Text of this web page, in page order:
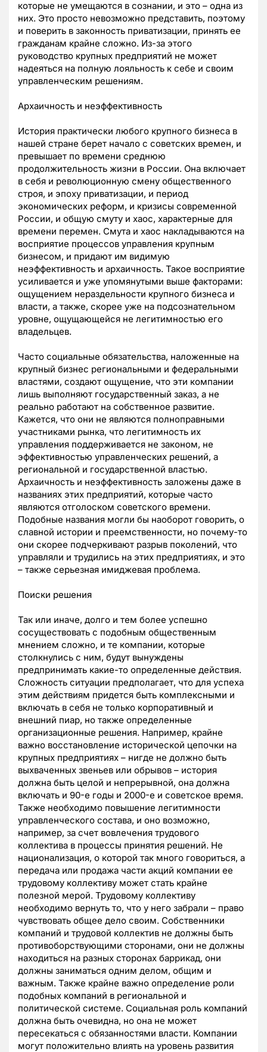
которые не умещаются в сознании, и это – одна из
них. Это просто невозможно представить, поэтому
и поверить в законность приватизации, принять ее
гражданам крайне сложно. Из-за этого
руководство крупных предприятий не может
надеяться на полную лояльность к себе и своим
управленческим решениям.
Архаичность и неэффективность
История практически любого крупного бизнеса в
нашей стране берет начало с советских времен, и
превышает по времени среднюю
продолжительность жизни в России. Она включает
в себя и революционную смену общественного
строя, и эпоху приватизации, и период
экономических реформ, и кризисы современной
России, и общую смуту и хаос, характерные для
времени перемен. Смута и хаос накладываются на
восприятие процессов управления крупным
бизнесом, и придают им видимую
неэффективность и архаичность. Такое восприятие
усиливается и уже упомянутыми выше факторами:
ощущением нераздельности крупного бизнеса и
власти, а также, скорее уже на подсознательном
уровне, ощущающейся не легитимностью его
владельцев.
Часто социальные обязательства, наложенные на
крупный бизнес региональными и федеральными
властями, создают ощущение, что эти компании
лишь выполняют государственный заказ, а не
реально работают на собственное развитие.
Кажется, что они не являются полноправными
участниками рынка, что легитимность их
управления поддерживается не законом, не
эффективностью управленческих решений, а
региональной и государственной властью.
Архаичность и неэффективность заложены даже в
названиях этих предприятий, которые часто
являются отголоском советского времени.
Подобные названия могли бы наоборот говорить, о
славной истории и преемственности, но почему-то
они скорее подчеркивают разрыв поколений, что
управляли и трудились на этих предприятиях, и это
– также серьезная имиджевая проблема.
Поиски решения
Так или иначе, долго и тем более успешно
сосуществовать с подобным общественным
мнением сложно, и те компании, которые
столкнулись с ним, будут вынуждены
предпринимать какие-то определенные действия.
Сложность ситуации предполагает, что для успеха
этим действиям придется быть комплексными и
включать в себя не только корпоративный и
внешний пиар, но также определенные
организационные решения. Например, крайне
важно восстановление исторической цепочки на
крупных предприятиях – нигде не должно быть
выхваченных звеньев или обрывов – история
должна быть целой и непрерывной, она должна
включать и 90-е годы и 2000-е и советское время.
Также необходимо повышение легитимности
управленческого состава, и оно возможно,
например, за счет вовлечения трудового
коллектива в процессы принятия решений. Не
национализация, о которой так много говориться, а
передача или продажа части акций компании ее
трудовому коллективу может стать крайне
полезной мерой. Трудовому коллективу
необходимо вернуть то, что у него забрали – право
чувствовать общее дело своим. Собственники
компаний и трудовой коллектив не должны быть
противоборствующими сторонами, они не должны
находиться на разных сторонах баррикад, они
должны заниматься одним делом, общим и
важным. Также крайне важно определение роли
подобных компаний в региональной и
политической системе. Социальная роль компаний
должна быть очевидна, но она не может
пересекаться с обязанностями власти. Компании
могут положительно влиять на уровень развития